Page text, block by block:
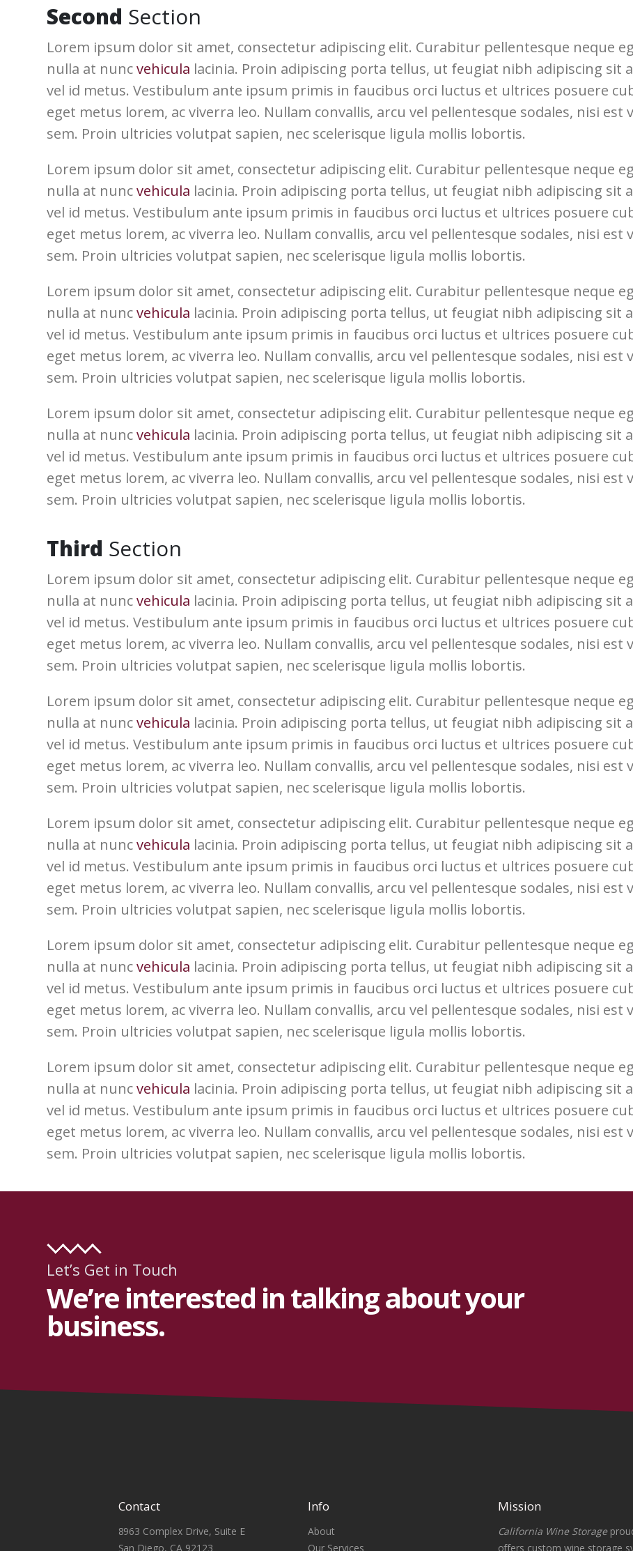
Second Section
Lorem ipsum dolor sit amet, consectetur adipiscing elit. Curabitur pellentesque neque
nulla at nuncvehicula lacinia. Proin adipiscing porta tellus, ut feugiat nibh adipiscing sit
vel id metus. Vestibulum ante ipsum primis in faucibus orci luctus et ultrices posuere
eget metus lorem, ac viverra leo. Nullam convallis, arcu vel pellentesque sodales, nisi
sem. Proin ultricies volutpat sapien, nec scelerisque ligula mollis lobortis.
Lorem ipsum dolor sit amet, consectetur adipiscing elit. Curabitur pellentesque neque
nulla at nuncvehicula lacinia. Proin adipiscing porta tellus, ut feugiat nibh adipiscing sit
vel id metus. Vestibulum ante ipsum primis in faucibus orci luctus et ultrices posuere
eget metus lorem, ac viverra leo. Nullam convallis, arcu vel pellentesque sodales, nisi
sem. Proin ultricies volutpat sapien, nec scelerisque ligula mollis lobortis.
Lorem ipsum dolor sit amet, consectetur adipiscing elit. Curabitur pellentesque neque
nulla at nuncvehicula lacinia. Proin adipiscing porta tellus, ut feugiat nibh adipiscing sit
vel id metus. Vestibulum ante ipsum primis in faucibus orci luctus et ultrices posuere
eget metus lorem, ac viverra leo. Nullam convallis, arcu vel pellentesque sodales, nisi
sem. Proin ultricies volutpat sapien, nec scelerisque ligula mollis lobortis.
Lorem ipsum dolor sit amet, consectetur adipiscing elit. Curabitur pellentesque neque
nulla at nuncvehicula lacinia. Proin adipiscing porta tellus, ut feugiat nibh adipiscing sit
vel id metus. Vestibulum ante ipsum primis in faucibus orci luctus et ultrices posuere
eget metus lorem, ac viverra leo. Nullam convallis, arcu vel pellentesque sodales, nisi
sem. Proin ultricies volutpat sapien, nec scelerisque ligula mollis lobortis.
Third Section
Lorem ipsum dolor sit amet, consectetur adipiscing elit. Curabitur pellentesque neque
nulla at nuncvehicula lacinia. Proin adipiscing porta tellus, ut feugiat nibh adipiscing sit
vel id metus. Vestibulum ante ipsum primis in faucibus orci luctus et ultrices posuere
eget metus lorem, ac viverra leo. Nullam convallis, arcu vel pellentesque sodales, nisi
sem. Proin ultricies volutpat sapien, nec scelerisque ligula mollis lobortis.
Lorem ipsum dolor sit amet, consectetur adipiscing elit. Curabitur pellentesque neque
nulla at nuncvehicula lacinia. Proin adipiscing porta tellus, ut feugiat nibh adipiscing sit
vel id metus. Vestibulum ante ipsum primis in faucibus orci luctus et ultrices posuere
eget metus lorem, ac viverra leo. Nullam convallis, arcu vel pellentesque sodales, nisi
sem. Proin ultricies volutpat sapien, nec scelerisque ligula mollis lobortis.
Lorem ipsum dolor sit amet, consectetur adipiscing elit. Curabitur pellentesque neque
nulla at nuncvehicula lacinia. Proin adipiscing porta tellus, ut feugiat nibh adipiscing sit
vel id metus. Vestibulum ante ipsum primis in faucibus orci luctus et ultrices posuere
eget metus lorem, ac viverra leo. Nullam convallis, arcu vel pellentesque sodales, nisi
sem. Proin ultricies volutpat sapien, nec scelerisque ligula mollis lobortis.
Lorem ipsum dolor sit amet, consectetur adipiscing elit. Curabitur pellentesque neque
nulla at nuncvehicula lacinia. Proin adipiscing porta tellus, ut feugiat nibh adipiscing sit
vel id metus. Vestibulum ante ipsum primis in faucibus orci luctus et ultrices posuere
eget metus lorem, ac viverra leo. Nullam convallis, arcu vel pellentesque sodales, nisi
sem. Proin ultricies volutpat sapien, nec scelerisque ligula mollis lobortis.
Lorem ipsum dolor sit amet, consectetur adipiscing elit. Curabitur pellentesque neque
nulla at nuncvehicula lacinia. Proin adipiscing porta tellus, ut feugiat nibh adipiscing sit
vel id metus. Vestibulum ante ipsum primis in faucibus orci luctus et ultrices posuere
eget metus lorem, ac viverra leo. Nullam convallis, arcu vel pellentesque sodales, nisi
sem. Proin ultricies volutpat sapien, nec scelerisque ligula mollis lobortis.
Let’s Get in Touch
We’re interested in talking about your
business.
Contact
8963 Complex Drive, Suite E
San Diego, CA 92123
Info
About
Our Services
Mission
California Wine Storage
offers custom wine storage